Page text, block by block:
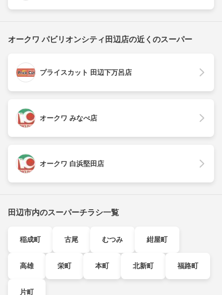
オークワ パビリオンシティ田辺店の近くのスーパー
プライスカット 田辺下万呂店
オークワ みなべ店
オークワ 白浜堅田店
田辺市内のスーパーチラシ一覧
稲成町 古尾 むつみ 紺屋町
高雄 栄町 本町 北新町 福路町
片町